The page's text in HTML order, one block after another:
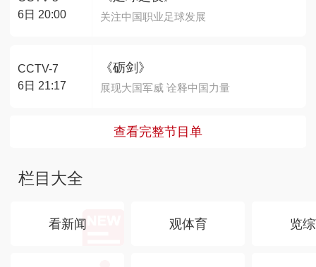
6日 20:00
关注中国职业足球发展
CCTV-7
6日 21:17
《砺剑》
展现大国军威 诠释中国力量
查看完整节目单
栏目大全
看新闻 观体育 览